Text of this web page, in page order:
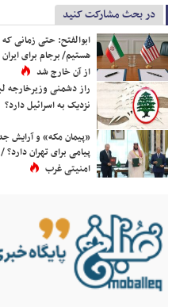
در بحث مشارکت کنید
ابوالفتح: حتی زمانی
هستیم/ برجام برای
از آن خارج شد
راز دشمنی وزیرخارجه
نزدیک به اسرائیل دارد؟
«پیمان مکه» و آرایش
پیامی برای تهران دارد؟
امنیتی غرب